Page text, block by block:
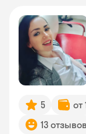
5 от
13 отзывов